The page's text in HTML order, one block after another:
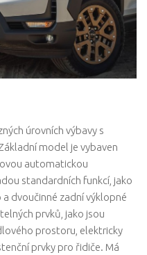
úrovních výbavy s
model je vybaven
automatickou
standardních funkcí, jako
dvoučinné zadní výklopné
prvků, jako jsou
prostoru, elektricky
prvky pro řidiče. Má